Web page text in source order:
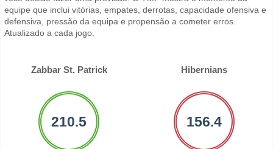
equipe que inclui vitórias, empates, derrotas, capacidade ofensiva e
defensiva, pressão da equipa e propensão a cometer erros.
Atualizado a cada jogo.
Zabbar St. Patrick Hibernians
210.5 156.4